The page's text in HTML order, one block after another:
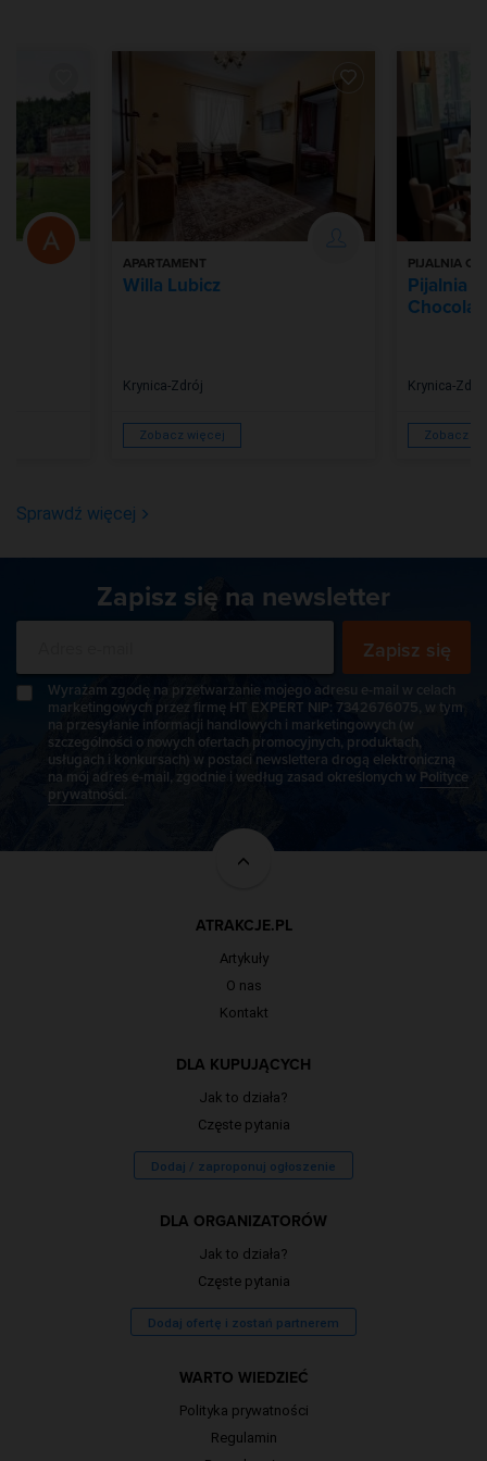
APARTAMENT
Willa Lubicz
Krynica-Zdrój
Zobacz więcej
PIJALNIA
Pijalnia
Krynica-Zdrój
Zobacz
Sprawdź więcej
Zapisz się na newsletter
Zapisz się
Wyrażam zgodę na przetwarzanie mojego adresu e-mail w celach
marketingowych przez firmę HT EXPERT NIP: 7342676075, w tym
na przesyłanie informacji handlowych i marketingowych (w
szczególności o nowych ofertach promocyjnych, produktach,
usługach i konkursach) w postaci newslettera drogą elektroniczną
na mój adres e-mail, zgodnie i według zasad określonych w Polityce
prywatności.
ATRAKCJE.PL
Artykuły
O nas
Kontakt
DLA KUPUJĄCYCH
Jak to działa?
Częste pytania
Dodaj / zaproponuj ogłoszenie
DLA ORGANIZATORÓW
Jak to działa?
Częste pytania
Dodaj ofertę i zostań partnerem
WARTO WIEDZIEĆ
Polityka prywatności
Regulamin